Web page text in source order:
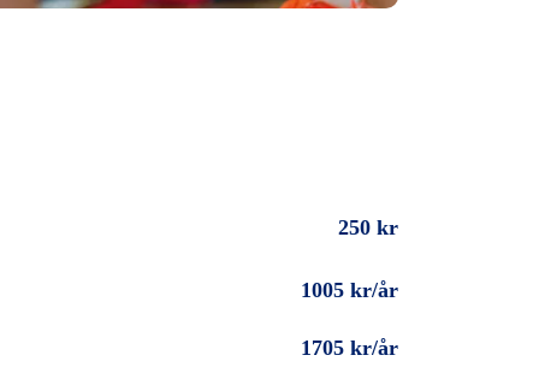
250 kr
1005 kr/år
1705 kr/år